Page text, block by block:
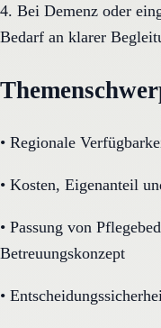
4. Bei Demenz oder
Bedarf an klarer
• Regionale
• Kosten, Eigenanteil
• Passung von
Betreuungskonzept
•